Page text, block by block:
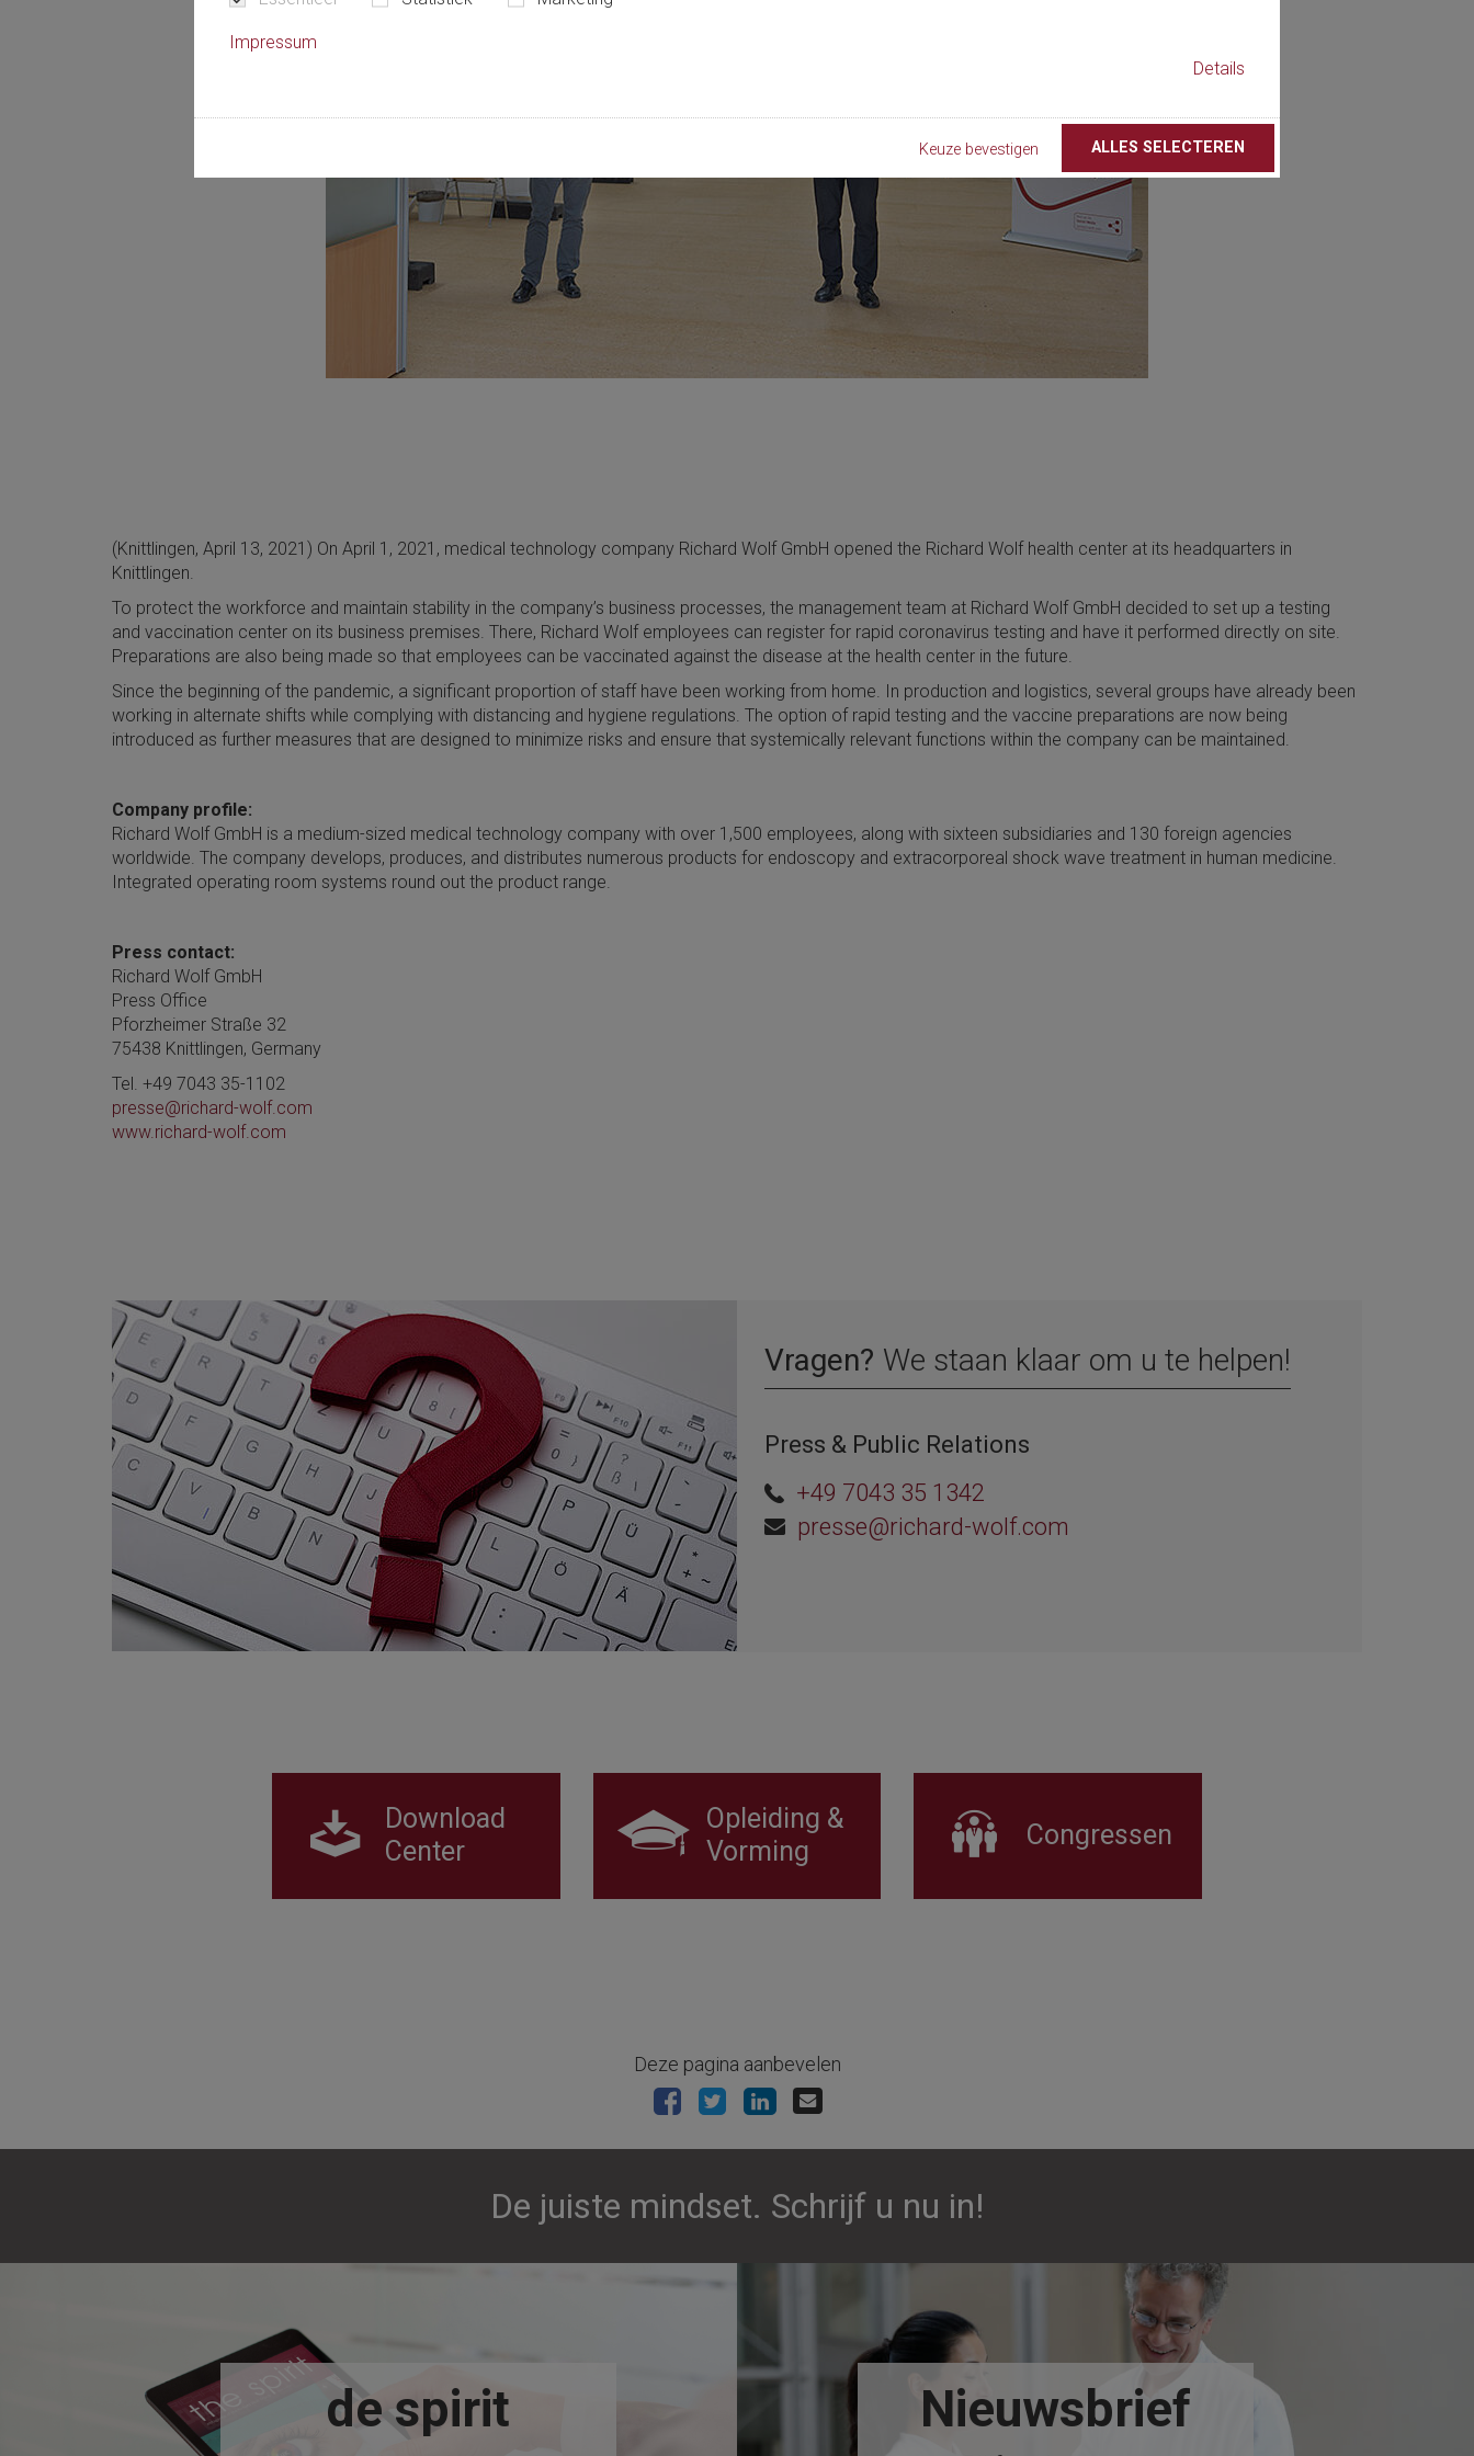
Impressum
Details
Keuze bevestigen ALLES SELECTEREN
(Knittlingen, April 13, 2021) On April 1, 2021, medical technology company Richard Wolf GmbH opened the Richard Wolf health center at its headquarters in
Knittlingen.
To protect the workforce and maintain stability in the company’s business processes, the management team at Richard Wolf GmbH decided to set up a testing
and vaccination center on its business premises. There, Richard Wolf employees can register for rapid coronavirus testing and have it performed directly on site.
Preparations are also being made so that employees can be vaccinated against the disease at the health center in the future.
Since the beginning of the pandemic, a significant proportion of staff have been working from home. In production and logistics, several groups have already been
working in alternate shifts while complying with distancing and hygiene regulations. The option of rapid testing and the vaccine preparations are now being
introduced as further measures that are designed to minimize risks and ensure that systemically relevant functions within the company can be maintained.
Company profile:
Richard Wolf GmbH is a medium-sized medical technology company with over 1,500 employees, along with sixteen subsidiaries and 130 foreign agencies
worldwide. The company develops, produces, and distributes numerous products for endoscopy and extracorporeal shock wave treatment in human medicine.
Integrated operating room systems round out the product range.
Press contact:
Richard Wolf GmbH
Press Office
Pforzheimer Straße 32
75438 Knittlingen, Germany
Tel. +49 7043 35-1102
presse@richard-wolf.com
www.richard-wolf.com
Vragen? We staan klaar om u te helpen!
Press & Public Relations
+49 7043 35 1342
presse@richard-wolf.com
Download
Center
Opleiding &
Vorming
Congressen
Deze pagina aanbevelen
De juiste mindset. Schrijf u nu in!
de spirit Nieuwsbrief